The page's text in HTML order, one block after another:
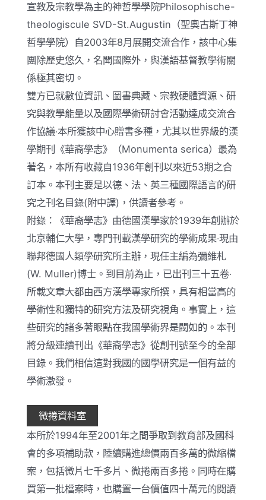
宣教及宗教學為主的神哲學學院Philosophische-
theologiscule SVD-St.Augustin（聖奧古斯丁神
哲學學院）自2003年8月展開交流合作，該中心集
團除歷史悠久，名聞國際外，與漢語基督教學術關
係極其密切。
雙方已就數位資訊、圖書典藏、宗教硬體資源、研
究與教學能量以及國際學術研討會活動達成交流合
作協議‧本所獲該中心贈書多種，尤其以世界級的漢
學期刊《華裔學志》（Monumenta serica）最為
著名，本所有收藏自1936年創刊以來近53期之合
訂本。本刊主要是以德、法、英三種國際語言的研
究之刊名目錄(附中譯)，供讀者參考。
附錄：《華裔學志》由德國漢學家於1939年創辦於
北京輔仁大學，專門刊載漢學研究的學術成果‧現由
聯邦德國人類學研究所主辦，現任主編為彌維札
(W. Muller)博士。到目前為止，已出刊三十五卷‧
所載文章大都由西方漢學專家所撰，具有相當高的
學術性和獨特的研究方法及研究視角。事實上，這
些研究的諸多著眼點在我國學術界是閥如的。本刊
將分級連續刊出《華裔學志》從創刊號至今的全部
目錄。我們相信這對我國的國學研究是一個有益的
學術激發。
微捲資料室
本所於1994年至2001年之間爭取到教育部及國科
會的多項補助款，陸續購進總價兩百多萬的微縮檔
案，包括微片七千多片、微捲兩百多捲。同時在購
買第一批檔案時，也購置一台價值四十萬元的閱讀